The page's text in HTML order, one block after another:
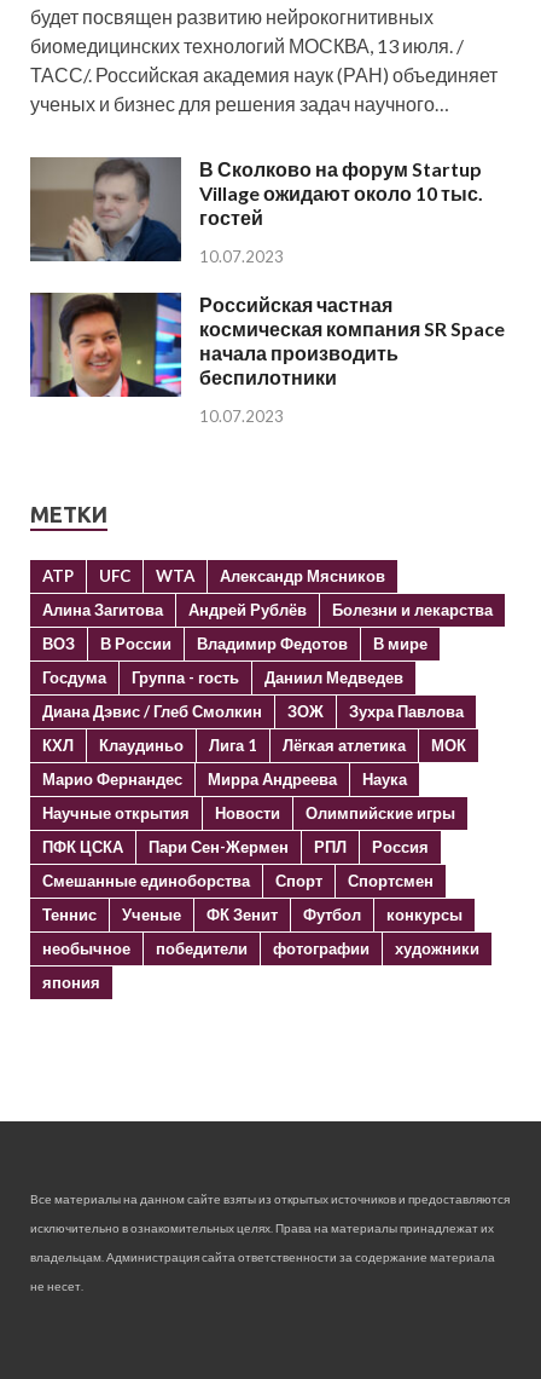
будет посвящен развитию нейрокогнитивных
биомедицинских технологий МОСКВА, 13 июля. /
ТАСС/. Российская академия наук (РАН) объединяет
ученых и бизнес для решения задач научного…
В Сколково на форум Startup
Village ожидают около 10 тыс.
гостей
10.07.2023
Российская частная
космическая компания SR Space
начала производить
беспилотники
10.07.2023
МЕТКИ
ATP UFC WTA
Александр Мясников
Алина Загитова
Андрей Рублёв
Болезни и лекарства
ВОЗ
В России Владимир Федотов
В мире
Госдума
Группа - гость
Даниил Медведев
Диана Дэвис / Глеб Смолкин
ЗОЖ
Зухра Павлова
КХЛ
Клаудиньо Лига 1 Лёгкая атлетика
МОК
Марио Фернандес
Мирра Андреева
Наука
Научные открытия
Новости
Олимпийские игры
ПФК ЦСКА
Пари Сен-Жермен РПЛ
Россия
Смешанные единоборства
Спорт
Спортсмен
Теннис
Ученые ФК Зенит Футбол
конкурсы
необычное
победители фотографии
художники
япония
Все материалы на данном сайте взяты из открытых источников и предоставляются
исключительно в ознакомительных целях. Права на материалы принадлежат их
владельцам. Администрация сайта ответственности за содержание материала
не несет.